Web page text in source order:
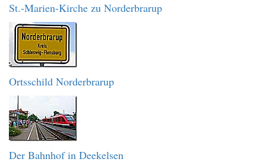
St.-Marien-Kirche zu Norderbrarup
Ortsschild Norderbrarup
Der Bahnhof in Deekelsen